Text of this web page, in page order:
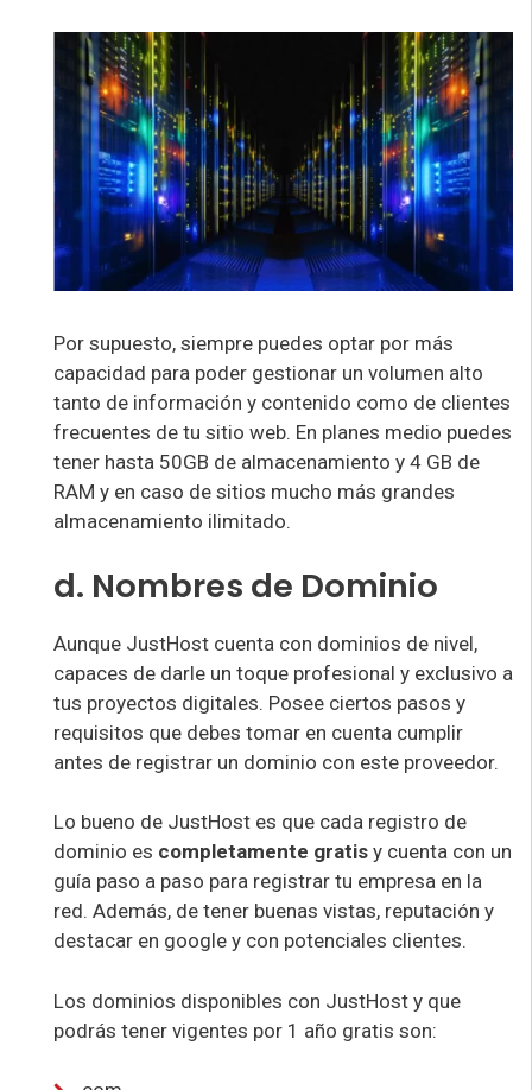
Por supuesto, siempre puedes optar por más
capacidad para poder gestionar un volumen alto
tanto de información y contenido como de clientes
frecuentes de tu sitio web. En planes medio puedes
tener hasta 50GB de almacenamiento y 4 GB de
RAM y en caso de sitios mucho más grandes
almacenamiento ilimitado.
d. Nombres de Dominio
Aunque JustHost cuenta con dominios de nivel,
capaces de darle un toque profesional y exclusivo a
tus proyectos digitales. Posee ciertos pasos y
requisitos que debes tomar en cuenta cumplir
antes de registrar un dominio con este proveedor.
Lo bueno de JustHost es que cada registro de
dominio es completamente gratis y cuenta con un
guía paso a paso para registrar tu empresa en la
red. Además, de tener buenas vistas, reputación y
destacar en google y con potenciales clientes.
Los dominios disponibles con JustHost y que
podrás tener vigentes por 1 año gratis son: